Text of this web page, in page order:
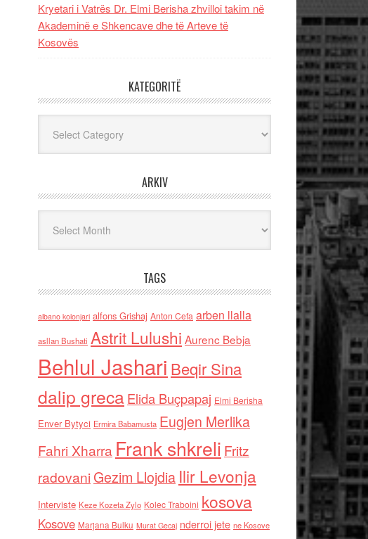
Kryetari i Vatrës Dr. Elmi Berisha zhvilloi takim në
Akademinë e Shkencave dhe të Arteve të
Kosovës
KATEGORITË
ARKIV
TAGS
albano kolonjari alfons Grishaj Anton Cefa arben llalla
asllan Bushati Astrit Lulushi Aurenc Bebja
Behlul Jashari Beqir Sina
dalip grecaElida Buçpapaj Elmi Berisha
Enver Bytyci Ermira Babamusta Eugjen Merlika
Fahri Xharra Frank shkreli Fritz
radovaniGezim Llojdia Ilir Levonja
Interviste Keze Kozeta Zylo Kolec Traboini kosova
Kosove Marjana Bulku Murat Gecaj nderroi jete ne Kosove